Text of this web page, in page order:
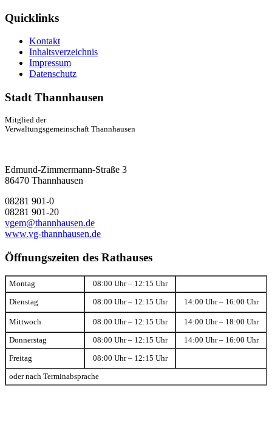
Quicklinks
Kontakt
Inhaltsverzeichnis
Impressum
Datenschutz
Stadt Thannhausen
Mitglied der
Verwaltungsgemeinschaft Thannhausen
Edmund-Zimmermann-Straße 3
86470 Thannhausen
08281 901-0
08281 901-20
vgem@thannhausen.de
www.vg-thannhausen.de
Öffnungszeiten des Rathauses
Montag 08:00 Uhr – 12:15 Uhr
Dienstag 08:00 Uhr – 12:15 Uhr 14:00 Uhr – 16:00 Uhr
Mittwoch 08:00 Uhr – 12:15 Uhr 14:00 Uhr – 18:00 Uhr
Donnerstag 08:00 Uhr – 12:15 Uhr 14:00 Uhr – 16:00 Uhr
Freitag 08:00 Uhr – 12:15 Uhr
oder nach Terminabsprache